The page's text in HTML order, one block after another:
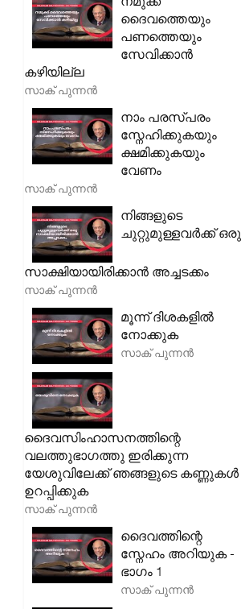
ദൈവത്തെയും
പണത്തെയും
സേവിക്കാൻ
കഴിയില്ല
സാക് പുന്നൻ
നാം പരസ്പരം
സ്നേഹിക്കുകയും
ക്ഷമിക്കുകയും
വേണം
സാക് പുന്നൻ
നിങ്ങളുടെ
ചുറ്റുമുള്ളവർക്ക് ഒരു
സാക്ഷിയായിരിക്കാൻ അച്ചടക്കം
സാക് പുന്നൻ
മൂന്ന് ദിശകളിൽ
നോക്കുക
സാക് പുന്നൻ
ദൈവസിംഹാസനത്തിന്റെ
വലത്തുഭാഗത്തു ഇരിക്കുന്ന
യേശുവിലേക്ക് ഞങ്ങളുടെ കണ്ണുകൾ
ഉറപ്പിക്കുക
സാക് പുന്നൻ
ദൈവത്തിന്റെ
സ്നേഹം അറിയുക -
ഭാഗം 1
സാക് പുന്നൻ